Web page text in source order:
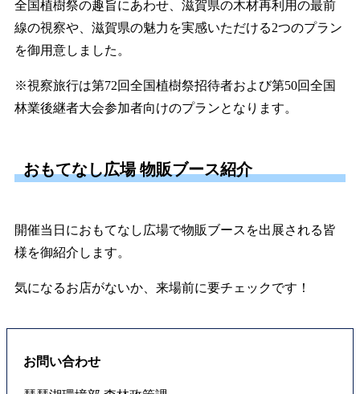
全国植樹祭の趣旨にあわせ、滋賀県の木材再利用の最前
線の視察や、滋賀県の魅力を実感いただける2つのプラン
を御用意しました。
※視察旅行は第72回全国植樹祭招待者および第50回全国
林業後継者大会参加者向けのプランとなります。
おもてなし広場 物販ブース紹介
開催当日におもてなし広場で物販ブースを出展される皆
様を御紹介します。
気になるお店がないか、来場前に要チェックです！
お問い合わせ